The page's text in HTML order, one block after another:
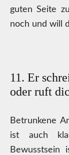
guten Seite
noch und will
11. Er
oder ruft
Betrunkene
ist auch
Bewusstsein